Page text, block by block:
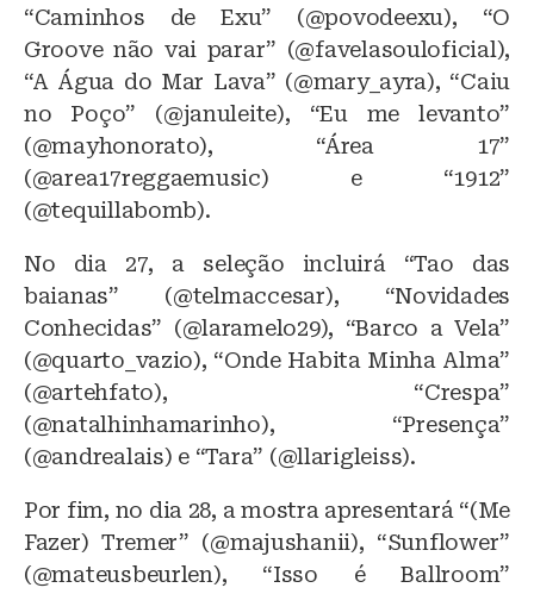
“Caminhos de Exu” (@povodeexu), “O
Groove não vai parar” (@favelasouloficial),
“A Água do Mar Lava” (@mary_ayra), “Caiu
no Poço” (@januleite), “Eu me levanto”
(@mayhonorato), “Área 17”
(@area17reggaemusic) e “1912”
(@tequillabomb).
No dia 27, a seleção incluirá “Tao das
baianas” (@telmaccesar), “Novidades
Conhecidas” (@laramelo29), “Barco a Vela”
(@quarto_vazio), “Onde Habita Minha Alma”
(@artehfato), “Crespa”
(@natalhinhamarinho), “Presença”
(@andrealais) e “Tara” (@llarigleiss).
Por fim, no dia 28, a mostra apresentará “(Me
Fazer) Tremer” (@majushanii), “Sunflower”
(@mateusbeurlen), “Isso é Ballroom”